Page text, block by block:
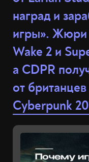
наград и
игры». Жюри
Wake 2 и
а CDPR
от
Cyberpunk